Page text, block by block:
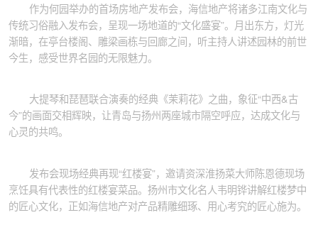
作为何园举办的首场房地产发布会，海信地产将诸多江南文化与
传统习俗融入发布会，呈现一场地道的“文化盛宴”。月出东方，灯光
渐暗，在亭台楼阁、雕梁画栋与回廊之间，听主持人讲述园林的前世
今生，感受世界名园的无限魅力。
大提琴和琵琶联合演奏的经典《茉莉花》之曲，象征“中西&古
今”的画面交相辉映，让青岛与扬州两座城市隔空呼应，达成文化与
心灵的共鸣。
发布会现场经典再现“红楼宴”，邀请资深淮扬菜大师陈恩德现场
烹饪具有代表性的红楼宴菜品。扬州市文化名人韦明铧讲解红楼梦中
的匠心文化，正如海信地产对产品精雕细琢、用心考究的匠心施为。